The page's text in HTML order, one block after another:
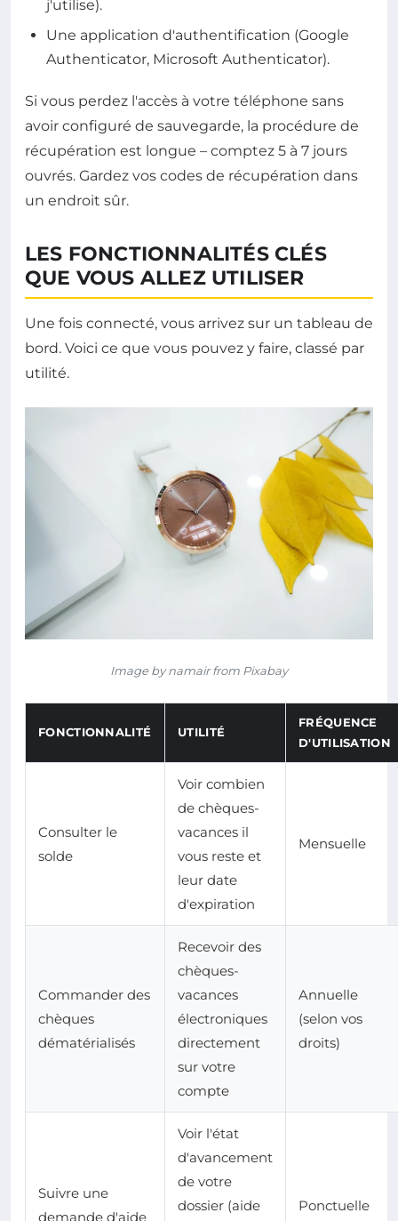
j'utilise).
Une application d'authentification (Google
Authenticator, Microsoft Authenticator).
Si vous perdez l'accès à votre téléphone sans
avoir configuré de sauvegarde, la procédure de
récupération est longue – comptez 5 à 7 jours
ouvrés. Gardez vos codes de récupération dans
un endroit sûr.
LES FONCTIONNALITÉS CLÉS
QUE VOUS ALLEZ UTILISER
Une fois connecté, vous arrivez sur un tableau de
bord. Voici ce que vous pouvez y faire, classé par
utilité.
Image by namair from Pixabay
FONCTIONNALITÉ UTILITÉ
FRÉQUENCE
D'UTILISATION
Consulter le
solde
Voir combien
de chèques-
vacances il
vous reste et
leur date
d'expiration
Mensuelle
Commander des
chèques
dématérialisés
Recevoir des
chèques-
vacances
électroniques
directement
sur votre
compte
Annuelle
(selon vos
droits)
Suivre une
demande d'aide
Voir l'état
d'avancement
de votre
dossier (aide
Ponctuelle